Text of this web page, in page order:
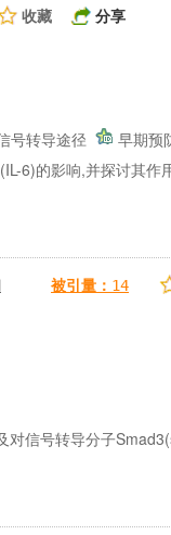
收藏
分享
号转导途径
早期预
6)的影响,并探讨其作
被引量： 14
对信号转导分子